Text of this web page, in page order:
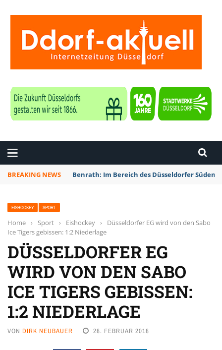
BREAKING NEWS Benrath: Im Bereich des Düsseldorfer
EISHOCKEY SPORT
Home › Sport › Eishockey ›
Düsseldorfer EG wird von den Sabo
Ice Tigers gebissen: 1:2 Niederlage
DÜSSELDORFER EG
WIRD VON DEN SABO
ICE TIGERS GEBISSEN:
1:2 NIEDERLAGE
VON DIRK NEUBAUER 28. FEBRUAR 2018